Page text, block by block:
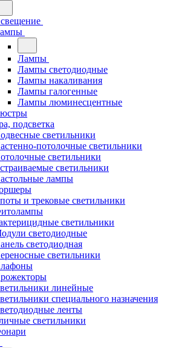
Лампы
Лампы светодиодные
Лампы накаливания
Лампы галогенные
Лампы люминесцентные
подсветка
светильники
потолочные светильники
светильники
светильники
лампы
и трековые светильники
светильники
светодиодные
светодиодная
светильники
линейные
специального назначения
ленты
светильники